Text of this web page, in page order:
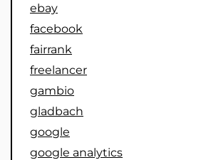
ebay
facebook
fairrank
freelancer
gambio
gladbach
google
google analytics